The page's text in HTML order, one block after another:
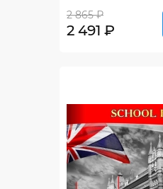
2 865 ₽
2 491 ₽